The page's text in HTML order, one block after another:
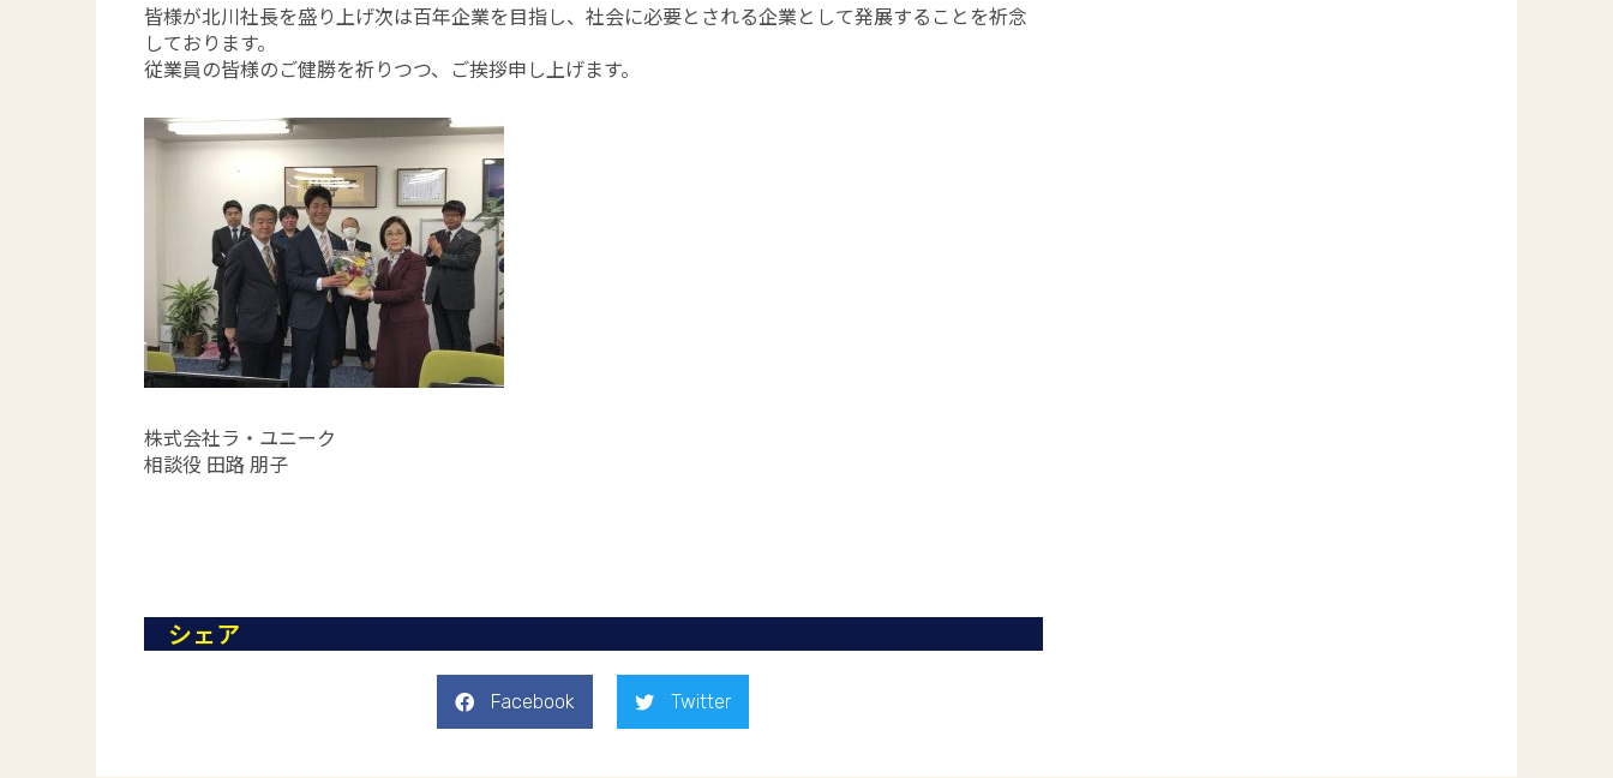
皆様が北川社長を盛り上げ次は百年企業を目指し、社会に必要とされる企業として発展することを祈念
しております。
従業員の皆様のご健勝を祈りつつ、ご挨拶申し上げます。
株式会社ラ・ユニーク
相談役 田路 朋子
シェア
Facebook Twitter